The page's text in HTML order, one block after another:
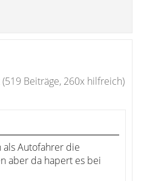
(519 Beiträge, 260x hilfreich)
als Autofahrer die
aber da hapert es bei